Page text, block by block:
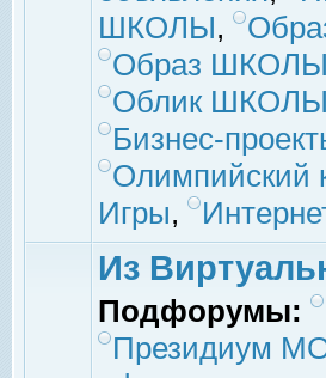
ШКОЛЫ,
Образ ШКОЛЫ
Облик ШКОЛЫ
Бизнес-
Олимпийский
Игры,
Из
Подфорумы:
Президиум